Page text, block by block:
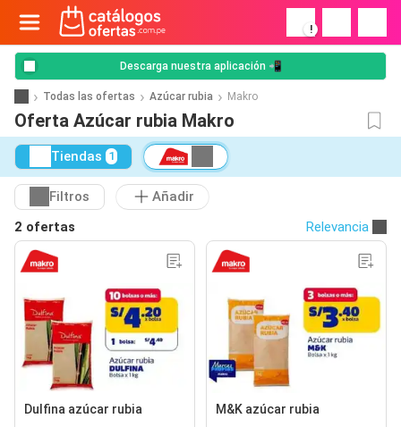
!
Descarga nuestra aplicación 📲
Todas las ofertas Azúcar rubia Makro
Oferta Azúcar rubia Makro
Tiendas 1
Filtros
Añadir
2 ofertas
Relevancia
Dulfina azúcar rubia M&K azúcar rubia